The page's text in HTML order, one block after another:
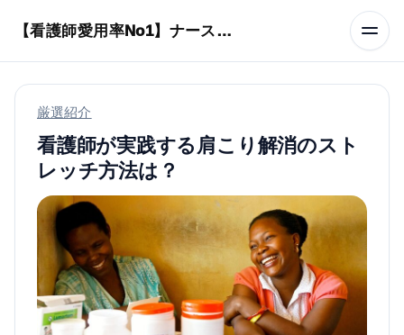
【看護師愛用率No1】ナースリーで人気の商品はコレ
厳選紹介
看護師が実践する肩こり解消のスト
レッチ方法は？